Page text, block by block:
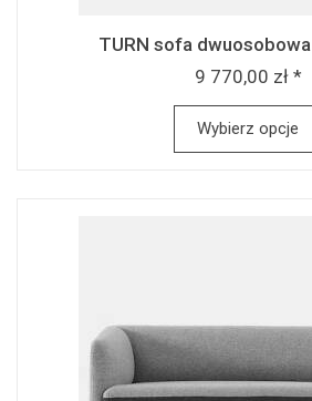
TURN sofa dwuosobowa
9 770,00 zł *
Wybierz opcje